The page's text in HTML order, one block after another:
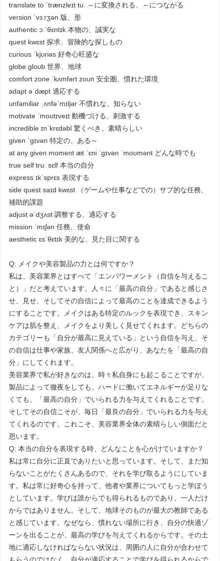
translate to ˈtrænzleɪt tuː ～に変換される、～につながる
version ˈvɜːrʒən 版、形
authentic ɔːˈθɛntɪk 本物の、誠実な
quest kwɛst 探求、冒険的な探しもの
curious ˈkjʊriəs 好奇心旺盛な
globe ɡloʊb 世界、地球
comfort zone ˈkʌmfərt zoʊn 安全圏、慣れた環境
adapt əˈdæpt 適応する
unfamiliar ˌʌnfəˈmɪljər 不慣れな、知らない
motivate ˈmoʊtɪveɪt 動機づける、刺激する
incredible ɪnˈkrɛdəbl 驚くべき、素晴らしい
given ˈɡɪvən 特定の、ある～
at any given moment æt ˈɛni ˈɡɪvən ˈmoʊmənt どんな時でも
true self truː sɛlf 本当の自分
express ɪkˈsprɛs 表現する
side quest saɪd kwɛst （ゲームや仕事などでの）サブ的な任務、
補助的課題
adjust əˈdʒʌst 調整する、適応する
mission ˈmɪʃən 任務、使命
aesthetic ɛsˈθɛtɪk 美的な、見た目に関する
Q: メイクや美容製品の力とは何ですか？
私は、美容業界とはすべて「エンパワーメント（自信を与えるこ
と）」だと考えています。人々に「最高の自分」であると感じさ
せ、見せ、そしてその自信によって最高のことを達成できるよう
にすることです。メイクはある特定のルックを表現でき、スキン
ケアは肌を整え、メイクをより美しく見せてくれます。どちらの
カテゴリーも「自分が最高に見えている」という自信を与え、そ
の自信は仕事や家族、友人関係へと広がり、あなたを「最高の自
分」にしてくれます。
美容業界で私が好きなのは、時々私自身にも起こることですが、
製品によって徹夜をしても、ハードに働いてエネルギーが足りな
くても、「最高の自分」でいられる力を与えてくれることです。
そしてその自信こそが、毎日「最良の自分」でいられる力を与え
てくれるのです。これこそ、美容業界全体の素晴らしい側面だと
思います。
Q: 本当の自分を表現する時、どんなことを心がけていますか？
私は常に自分に正直でありたいと思っています。そして、まだ知
らないことがたくさんあるので、それを学び取るようにしていま
す。私は常に好奇心を持って、他者や業界についてもっと学ぼう
としています。学びは誰からでも得られるものであり、一人だけ
からではありません。そして、地球そのものが最大の教師である
と感じています。なぜなら、慣れない場所に行き、自分の快適ゾ
ーンを出ることが、最高の学びを与えてくれるからです。その土
地に適応しなければならない状況は、周囲の人に自分が合わせて